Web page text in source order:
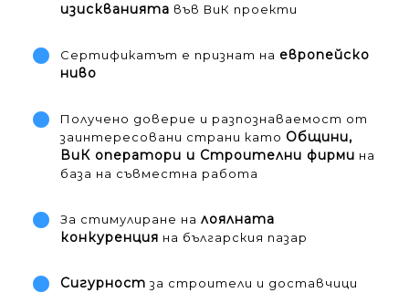
изискванията във ВиК проекти
Сертификатът е признат на европейско
ниво
Получено доверие и разпознаваемост от
заинтересовани страни като Общини,
ВиК оператори и Строителни фирми на
база на съвместна работа
За стимулиране на лоялната
конкуренция на българския пазар
Сигурност за строители и доставчици